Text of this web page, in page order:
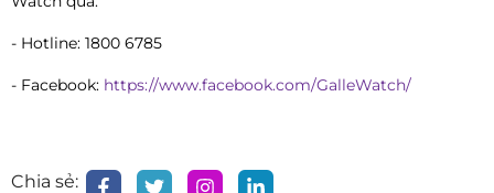
- Hotline: 1800 6785
- Facebook: https://www.facebook.com/GalleWatch/
Chia sẻ: